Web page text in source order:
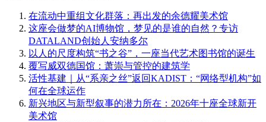
在流动中重组文化群落：再出发的余德耀美术馆
这座会做梦的AI博物馆，梦见的是谁的自然？专访
DATALAND创始人安纳多尔
以人的尺度构筑“书之谷”，一座当代艺术图书馆的诞生
覆写威双德国馆：萧崇与管控的建筑学
活性基建｜从“系亲之丝”返回KADIST：“网络型机构”如
何在全球运作
新兴地区与新型叙事的潜力所在：2026年十座全球新开
美术馆